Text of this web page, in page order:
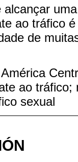
ao tráfico
de
América
ao
sexual